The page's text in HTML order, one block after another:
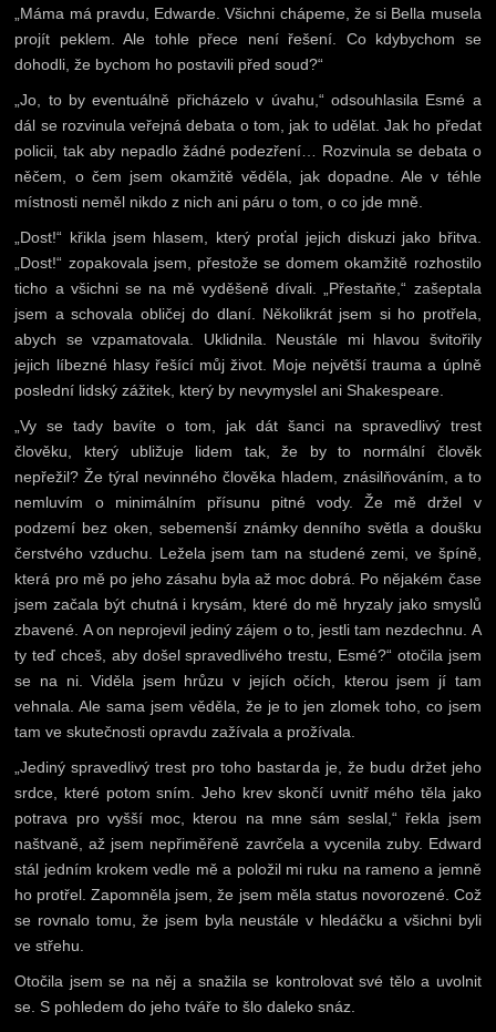
„Máma má pravdu, Edwarde. Všichni chápeme, že si Bella musela
projít peklem. Ale tohle přece není řešení. Co kdybychom se
dohodli, že bychom ho postavili před soud?“
„Jo, to by eventuálně přicházelo v úvahu,“ odsouhlasila Esmé a
dál se rozvinula veřejná debata o tom, jak to udělat. Jak ho předat
policii, tak aby nepadlo žádné podezření… Rozvinula se debata o
něčem, o čem jsem okamžitě věděla, jak dopadne. Ale v téhle
místnosti neměl nikdo z nich ani páru o tom, o co jde mně.
„Dost!“ křikla jsem hlasem, který proťal jejich diskuzi jako břitva.
„Dost!“ zopakovala jsem, přestože se domem okamžitě rozhostilo
ticho a všichni se na mě vyděšeně dívali. „Přestaňte,“ zašeptala
jsem a schovala obličej do dlaní. Několikrát jsem si ho protřela,
abych se vzpamatovala. Uklidnila. Neustále mi hlavou švitořily
jejich líbezné hlasy řešící můj život. Moje největší trauma a úplně
poslední lidský zážitek, který by nevymyslel ani Shakespeare.
„Vy se tady bavíte o tom, jak dát šanci na spravedlivý trest
člověku, který ubližuje lidem tak, že by to normální člověk
nepřežil? Že týral nevinného člověka hladem, znásilňováním, a to
nemluvím o minimálním přísunu pitné vody. Že mě držel v
podzemí bez oken, sebemenší známky denního světla a doušku
čerstvého vzduchu. Ležela jsem tam na studené zemi, ve špíně,
která pro mě po jeho zásahu byla až moc dobrá. Po nějakém čase
jsem začala být chutná i krysám, které do mě hryzaly jako smyslů
zbavené. A on neprojevil jediný zájem o to, jestli tam nezdechnu. A
ty teď chceš, aby došel spravedlivého trestu, Esmé?“ otočila jsem
se na ni. Viděla jsem hrůzu v jejích očích, kterou jsem jí tam
vehnala. Ale sama jsem věděla, že je to jen zlomek toho, co jsem
tam ve skutečnosti opravdu zažívala a prožívala.
„Jediný spravedlivý trest pro toho bastarda je, že budu držet jeho
srdce, které potom sním. Jeho krev skončí uvnitř mého těla jako
potrava pro vyšší moc, kterou na mne sám seslal,“ řekla jsem
naštvaně, až jsem nepřiměřeně zavrčela a vycenila zuby. Edward
stál jedním krokem vedle mě a položil mi ruku na rameno a jemně
ho protřel. Zapomněla jsem, že jsem měla status novorozené. Což
se rovnalo tomu, že jsem byla neustále v hledáčku a všichni byli
ve střehu.
Otočila jsem se na něj a snažila se kontrolovat své tělo a uvolnit
se. S pohledem do jeho tváře to šlo daleko snáz.